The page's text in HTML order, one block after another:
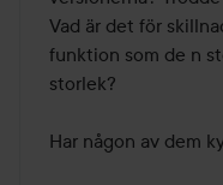
Vad är det för
funktion som de n
storlek?
Har någon av dem